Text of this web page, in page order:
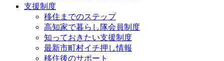
支援制度
移住までのステップ
高知家で暮らし隊会員制度
知っておきたい支援制度
最新市町村イチ押し情報
移住後のサポート